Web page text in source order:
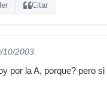
Citar
10/2003
por la A, porque? pero